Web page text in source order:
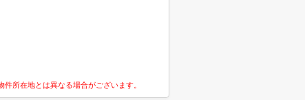
所在地とは異なる場合がございます。